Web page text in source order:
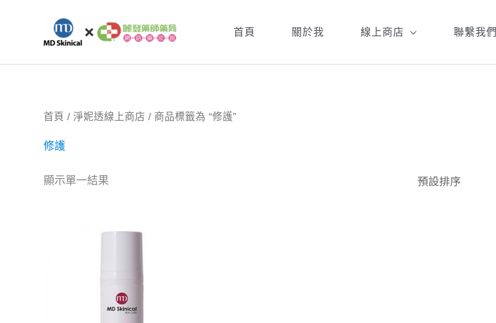
首頁 關於我 線上商店 聯繫我們
首頁 / 淨妮透線上商店 / 商品標籤為 “修護”
修護
顯示單一結果
原
格：
NT$3,800。